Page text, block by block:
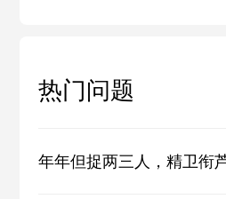
热门问题
年年但捉两三人，精卫衔